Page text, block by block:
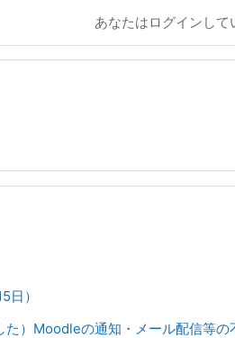
あなたはログインして
）
た）Moodleの通知・メール配信等